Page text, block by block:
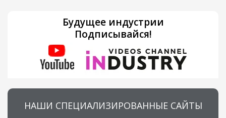
Будущее индустрии
Подписывайся!
НАШИ СПЕЦИАЛИЗИРОВАННЫЕ САЙТЫ